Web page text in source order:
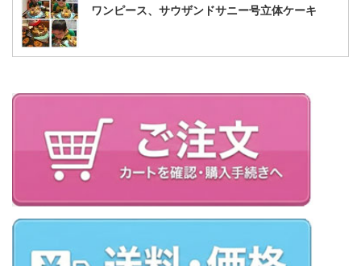
ワンピース、サウザンドサニー号立体ケーキ